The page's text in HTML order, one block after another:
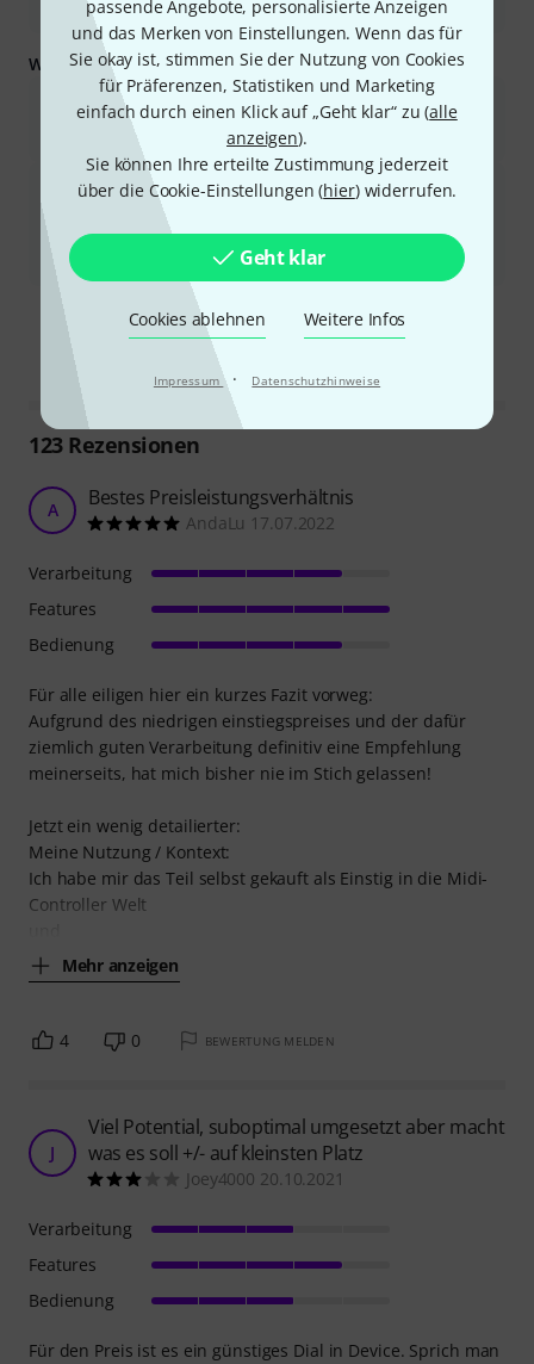
passende Angebote, personalisierte Anzeigen
und das Merken von Einstellungen. Wenn das für
Sie okay ist, stimmen Sie der Nutzung von Cookies
für Präferenzen, Statistiken und Marketing
einfach durch einen Klick auf „Geht klar“ zu (alle
anzeigen).
Sie können Ihre erteilte Zustimmung jederzeit
über die Cookie-Einstellungen (hier) widerrufen.
Geht klar
Cookies ablehnen Weitere Infos
Impressum · Datenschutzhinweise
für Reisen und Live-Auftritte.
Was Sie außerdem wissen sollten:
Die Verarbeitungsqualität wird als einfach wahrgenommen, mit
Faderkappen und Knöpfen, die sich leicht lösen oder verloren
gehen können.
Einige Benutzer berichteten von Problemen mit der
Treiberinstallation, der Konnektivität oder der Haltbarkeit des
Geräts im Laufe der Zeit, einschließlich Fader, die Werte
sendeten, ohne berührt zu werden, oder einer Vergilbung der
weißen Farbe.
Ist diese Zusammenfassung hilfreich?
Markieren Sie diese
Markieren Sie diese
123Rezensionen
A Bestes Preisleistungsverhältnis
AndaLu 17.07.2022
Für alle eiligen hier ein kurzes Fazit vorweg:
Aufgrund des niedrigen einstiegspreises und der dafür
ziemlich guten Verarbeitung definitiv eine Empfehlung
meinerseits, hat mich bisher nie im Stich gelassen!
Jetzt ein wenig detailierter:
Meine Nutzung / Kontext:
Ich habe mir das Teil selbst gekauft als Einstig in die Midi-
Controller Welt
Mehr anzeigen
Verarbeitung
Features
Bedienung
4 0 BEWERTUNG MELDEN
J
Viel Potential, suboptimal umgesetzt aber macht
was es soll +/- auf kleinsten Platz
Joey4000 20.10.2021
Für den Preis ist es ein günstiges Dial in Device. Sprich man
Verarbeitung
Features
Bedienung